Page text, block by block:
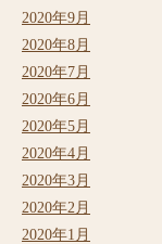
2020年9月
2020年8月
2020年7月
2020年6月
2020年5月
2020年4月
2020年3月
2020年2月
2020年1月